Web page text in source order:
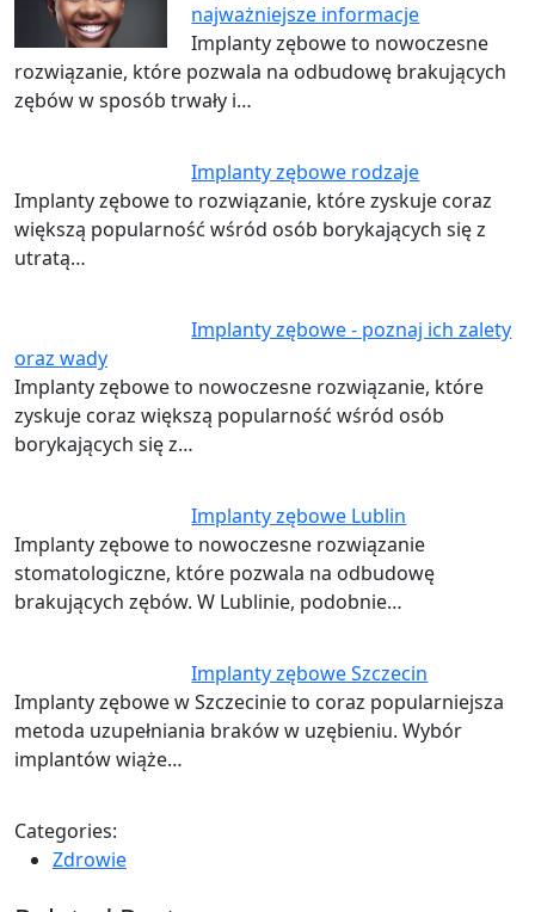
najważniejsze informacje
Implanty zębowe to nowoczesne
rozwiązanie, które pozwala na odbudowę brakujących
zębów w sposób trwały i…
Implanty zębowe rodzaje
Implanty zębowe to rozwiązanie, które zyskuje coraz
większą popularność wśród osób borykających się z
utratą…
Implanty zębowe - poznaj ich zalety
oraz wady
Implanty zębowe to nowoczesne rozwiązanie, które
zyskuje coraz większą popularność wśród osób
borykających się z…
Implanty zębowe Lublin
Implanty zębowe to nowoczesne rozwiązanie
stomatologiczne, które pozwala na odbudowę
brakujących zębów. W Lublinie, podobnie…
Implanty zębowe Szczecin
Implanty zębowe w Szczecinie to coraz popularniejsza
metoda uzupełniania braków w uzębieniu. Wybór
implantów wiąże…
Categories:
Zdrowie